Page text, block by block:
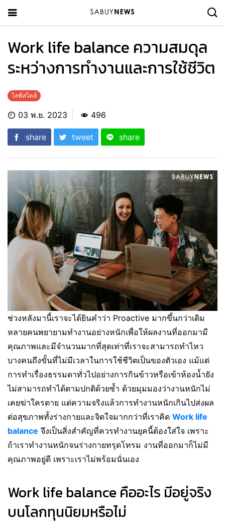
Work life balance ความสมดุล
ระหว่างการทำงานและการใช้ชีวิต
ไลฟ์สไตล์
03 พ.ย. 2023 496
share tweet share
ช่วงหลังมานี้เราจะได้ยินคำว่า Proactive มากขึ้นกว่าเดิม
หลายคนพยายามทำงานอย่างหนักเพื่อให้ผลงานที่ออกมามี
คุณภาพและมีจำนวนมากที่สุดเท่าที่เราจะสามารถทำไหว
บางคนถึงขั้นที่ไม่มีเวลาในการใช้ชีวิตเป็นของตัวเอง แม้แต่
การทำเรื่องธรรมดาทั่วไปอย่างการกินข้าวหรือเข้าห้องน้ำยัง
ไม่สามารถทำได้ตามปกติด้วยซ้ำ ด้วยมุมมองว่างานหนักไม่
เคยฆ่าใครตาย แต่ความจริงแล้วการทำงานหนักเกินไปส่งผล
ต่อสุขภาพทั้งร่างกายและจิตใจมากกว่าที่เราคิด Work life
balance จึงเป็นสิ่งสำคัญที่ควรทำงานยุคนี้ต้องใส่ใจ เพราะ
ถ้าเราทำงานหนักจนร่างกายทรุดโทรม งานที่ออกมาก็ไม่มี
คุณภาพอยู่ดี เพราะเราไม่พร้อมนั่นเอง
Work life balance คืออะไร มีอยู่จริง
บนโลกทุนนิยมหรือไม่